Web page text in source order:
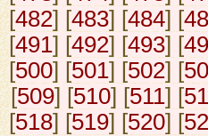
[482] [483] [484] [
[491] [492] [493] [
[500] [501] [502] [
[509] [510] [511] [
[518] [519] [520] [